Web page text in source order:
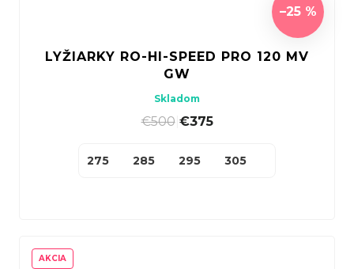
–25 %
LYŽIARKY RO-HI-SPEED PRO 120 MV
GW
Skladom
€500| €375
275 285 295 305
AKCIA